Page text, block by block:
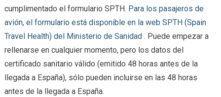
cumplimentado el formulario SPTH. Para los pasajeros de
avión, el formulario está disponible en la web SPTH (Spain
Travel Health) del Ministerio de Sanidad. Puede empezar a
rellenarse en cualquier momento, pero los datos del
certificado sanitario válido (emitido 48 horas antes de la
llegada a España), sólo pueden incluirse en las 48 horas
antes de la llegada a España.